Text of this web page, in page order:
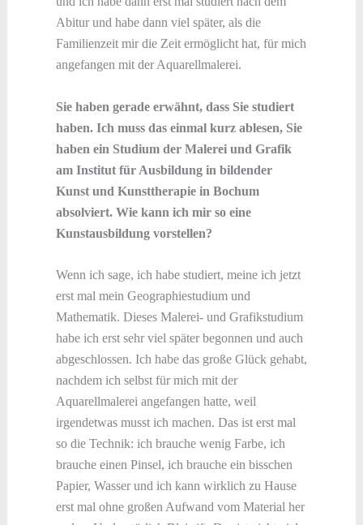
Abitur und habe dann viel später, als die
Familienzeit mir die Zeit ermöglicht hat, für mich
angefangen mit der Aquarellmalerei.
Sie haben gerade erwähnt, dass Sie studiert
haben. Ich muss das einmal kurz ablesen, Sie
haben ein Studium der Malerei und Grafik
am Institut für Ausbildung in bildender
Kunst und Kunsttherapie in Bochum
absolviert. Wie kann ich mir so eine
Kunstausbildung vorstellen?
Wenn ich sage, ich habe studiert, meine ich jetzt
erst mal mein Geographiestudium und
Mathematik. Dieses Malerei- und Grafikstudium
habe ich erst sehr viel später begonnen und auch
abgeschlossen. Ich habe das große Glück gehabt,
nachdem ich selbst für mich mit der
Aquarellmalerei angefangen hatte, weil
irgendetwas musst ich machen. Das ist erst mal
so die Technik: ich brauche wenig Farbe, ich
brauche einen Pinsel, ich brauche ein bisschen
Papier, Wasser und ich kann wirklich zu Hause
erst mal ohne großen Aufwand vom Material her